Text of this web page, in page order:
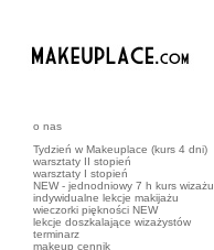
o nas
Tydzień w Makeuplace (kurs 4 dni)
warsztaty II stopień
warsztaty I stopień
NEW - jednodniowy 7 h kurs wizażu
indywidualne lekcje makijażu
wieczorki piękności NEW
lekcje doszkalające wizażystów
terminarz
makeup cennik